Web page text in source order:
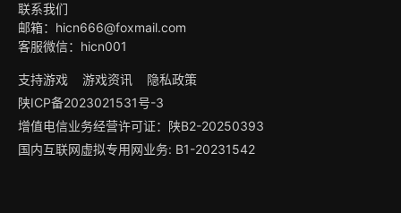
联系我们
邮箱：hicn666@foxmail.com
客服微信：hicn001
支持游戏 游戏资讯
隐私政策
陕ICP备2023021531号-3
增值电信业务经营许可证：陕B2-20250393
国内互联网虚拟专用网业务: B1-20231542